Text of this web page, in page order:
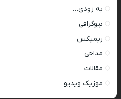
به زودی…
بیوگرافی
ریمیکس
مداحی
مقالات
موزیک ویدیو